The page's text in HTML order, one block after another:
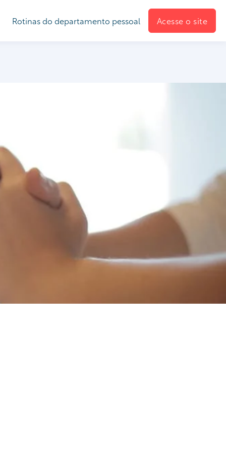
Rotinas do departamento pessoal Acesse o site